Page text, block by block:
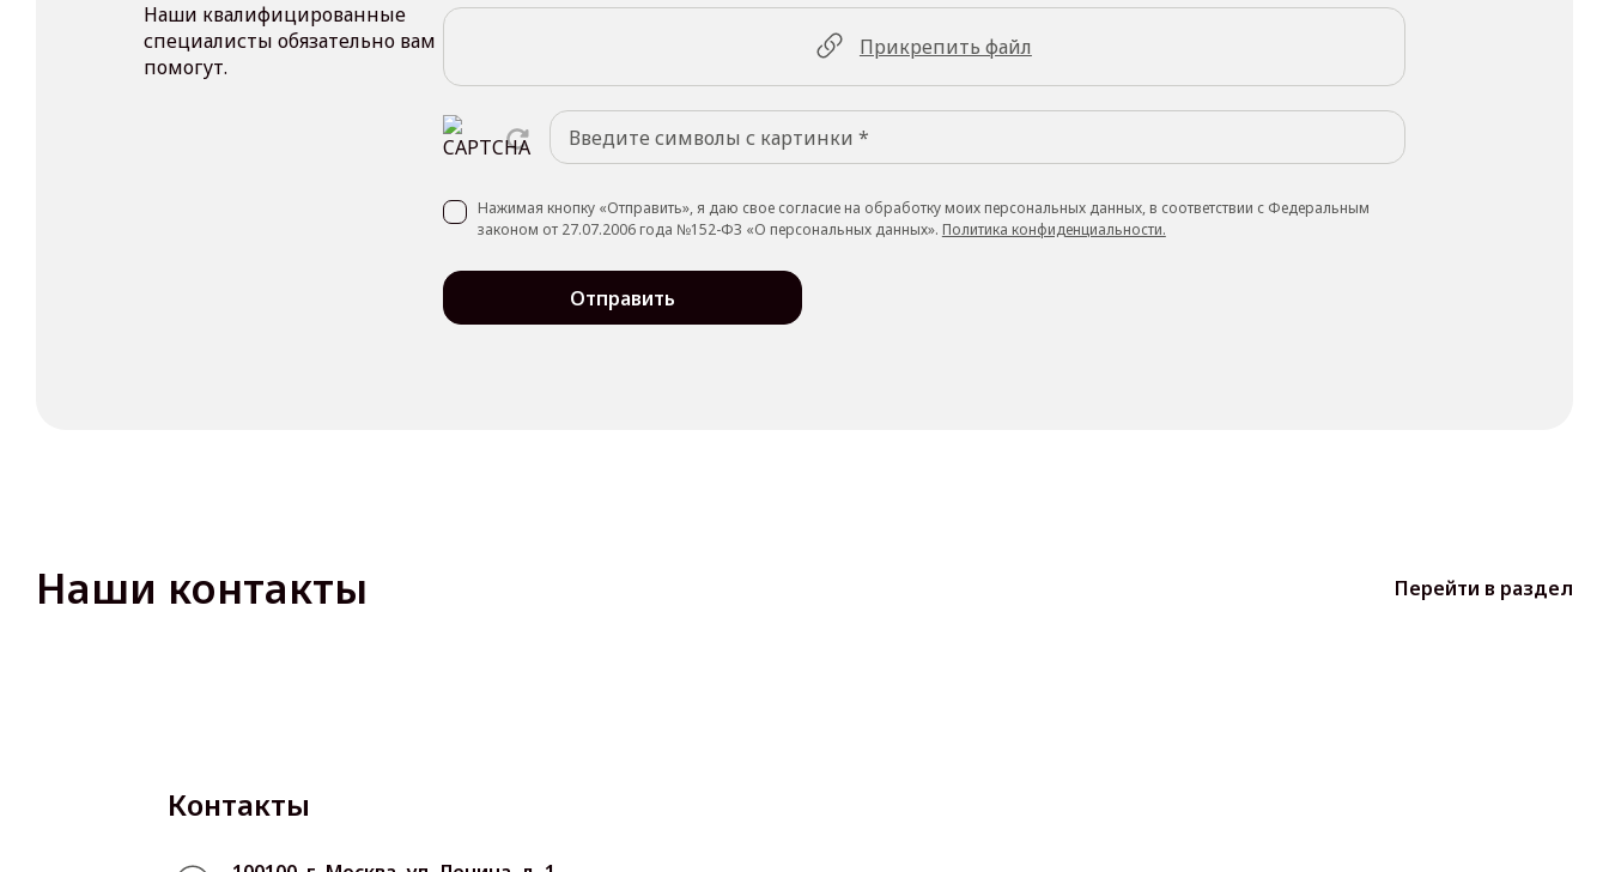
Наши квалифицированные
специалисты обязательно вам
помогут.
Прикрепить файл
Нажимая кнопку «Отправить», я даю свое согласие на обработку моих персональных данных, в соответствии с Федеральным
законом от 27.07.2006 года №152-ФЗ «О персональных данных». Политика конфиденциальности.
Отправить
Наши контакты Перейти в раздел
Контакты